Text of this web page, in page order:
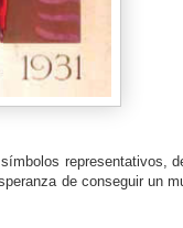
representativos,
de conseguir un